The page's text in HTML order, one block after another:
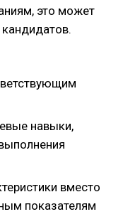
это может
навыки,
вместо
показателям